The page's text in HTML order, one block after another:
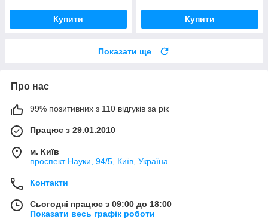
Купити Купити
Показати ще
Про нас
99% позитивних з 110 відгуків за рік
Працює з 29.01.2010
м. Київ
проспект Науки, 94/5, Київ, Україна
Контакти
Сьогодні працює з 09:00 до 18:00
Показати весь графік роботи